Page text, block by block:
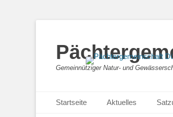
Gemeinnütziger Natur- und
Primäres Menü
Inhalt
Startseite Aktuelles